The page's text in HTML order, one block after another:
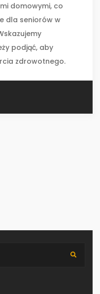
domowymi, co
dla seniorów w
podjąć, aby
zdrowotnego.